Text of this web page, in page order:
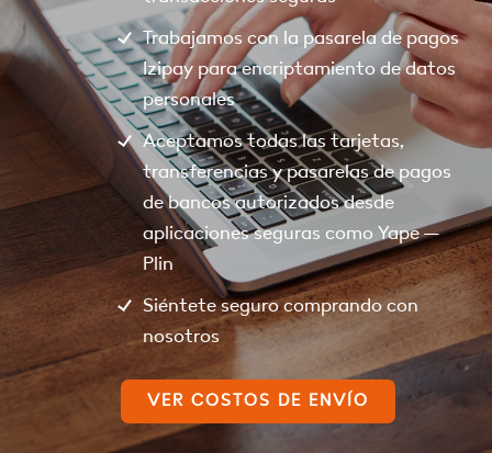
Trabajamos con la pasarela de pagos
Izipay para encriptamiento de datos
personales
Aceptamos todas las tarjetas,
transferencias y pasarelas de pagos
de bancos autorizados desde
aplicaciones seguras como Yape –
Plin
Siéntete seguro comprando con
nosotros
VER COSTOS DE ENVÍO